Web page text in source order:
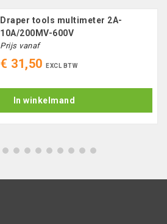
Draper tools multimeter 2A-
10A/200MV-600V
Prijs vanaf
€ 31,50 EXCL BTW
In winkelmand
4 5 6 7 8 9 10 11 12